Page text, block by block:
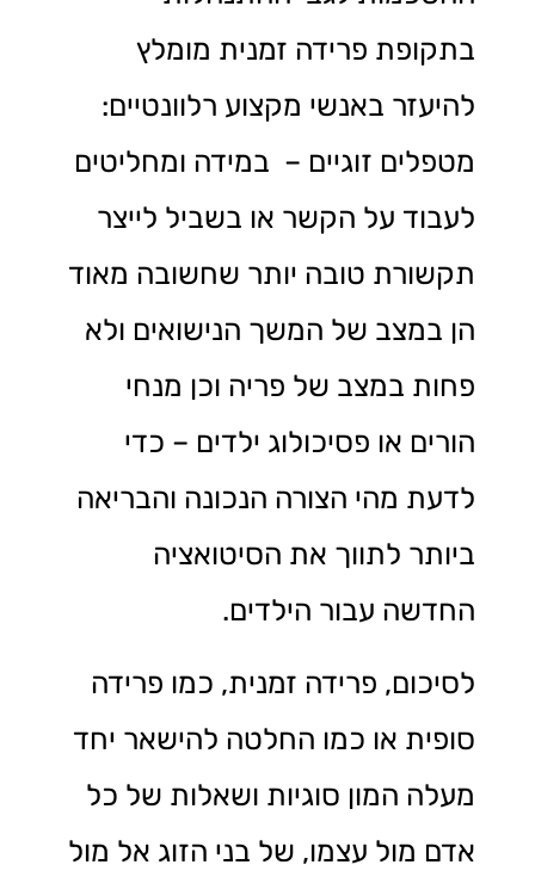
בתקופת פרידה זמנית מומלץ
להיעזר באנשי מקצוע רלוונטיים:
מטפלים זוגיים – במידה ומחליטים
לעבוד על הקשר או בשביל לייצר
תקשורת טובה יותר שחשובה מאוד
הן במצב של המשך הנישואים ולא
פחות במצב של פריה וכן מנחי
הורים או פסיכולוג ילדים – כדי
לדעת מהי הצורה הנכונה והבריאה
ביותר לתווך את הסיטואציה
החדשה עבור הילדים.
לסיכום, פרידה זמנית, כמו פרידה
סופית או כמו החלטה להישאר יחד
מעלה המון סוגיות ושאלות של כל
אדם מול עצמו, של בני הזוג אל מול